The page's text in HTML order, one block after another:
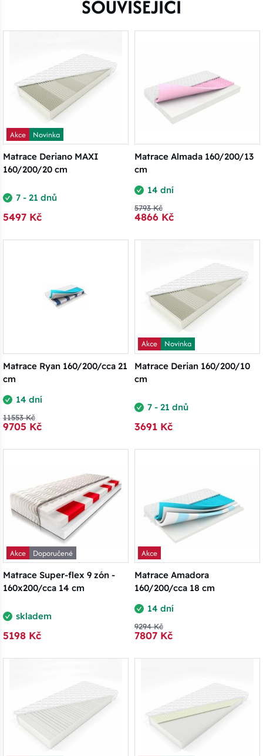
SOUVISEJÍCÍ
Akce
Novinka
Matrace Deriano MAXI
160/200/20 cm
7 - 21 dnů
5497 Kč
Matrace Almada 160/200/13
cm
14 dní
5793 Kč
4866 Kč
Matrace Ryan 160/200/cca 21
cm
14 dní
11553 Kč
9705 Kč
Akce
Novinka
Matrace Derian 160/200/10
cm
7 - 21 dnů
3691 Kč
Akce
Doporučené
Matrace Super-flex 9 zón -
160x200/cca 14 cm
skladem
5198 Kč
Akce
Matrace Amadora
160/200/cca 18 cm
14 dní
9294 Kč
7807 Kč